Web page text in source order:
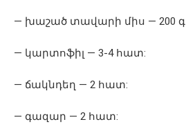
— խաշած տավարի միս — 200 գ
— կարտոֆիլ — 3-4 հատ:
— ճակնդեղ — 2 հատ:
— գազար — 2 հատ: